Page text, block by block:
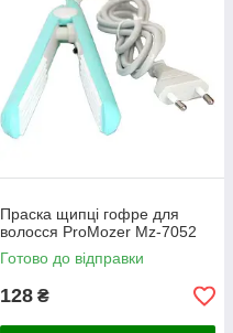
Праска щипці гофре для
волосся ProMozer Mz-7052
Готово до відправки
128 ₴